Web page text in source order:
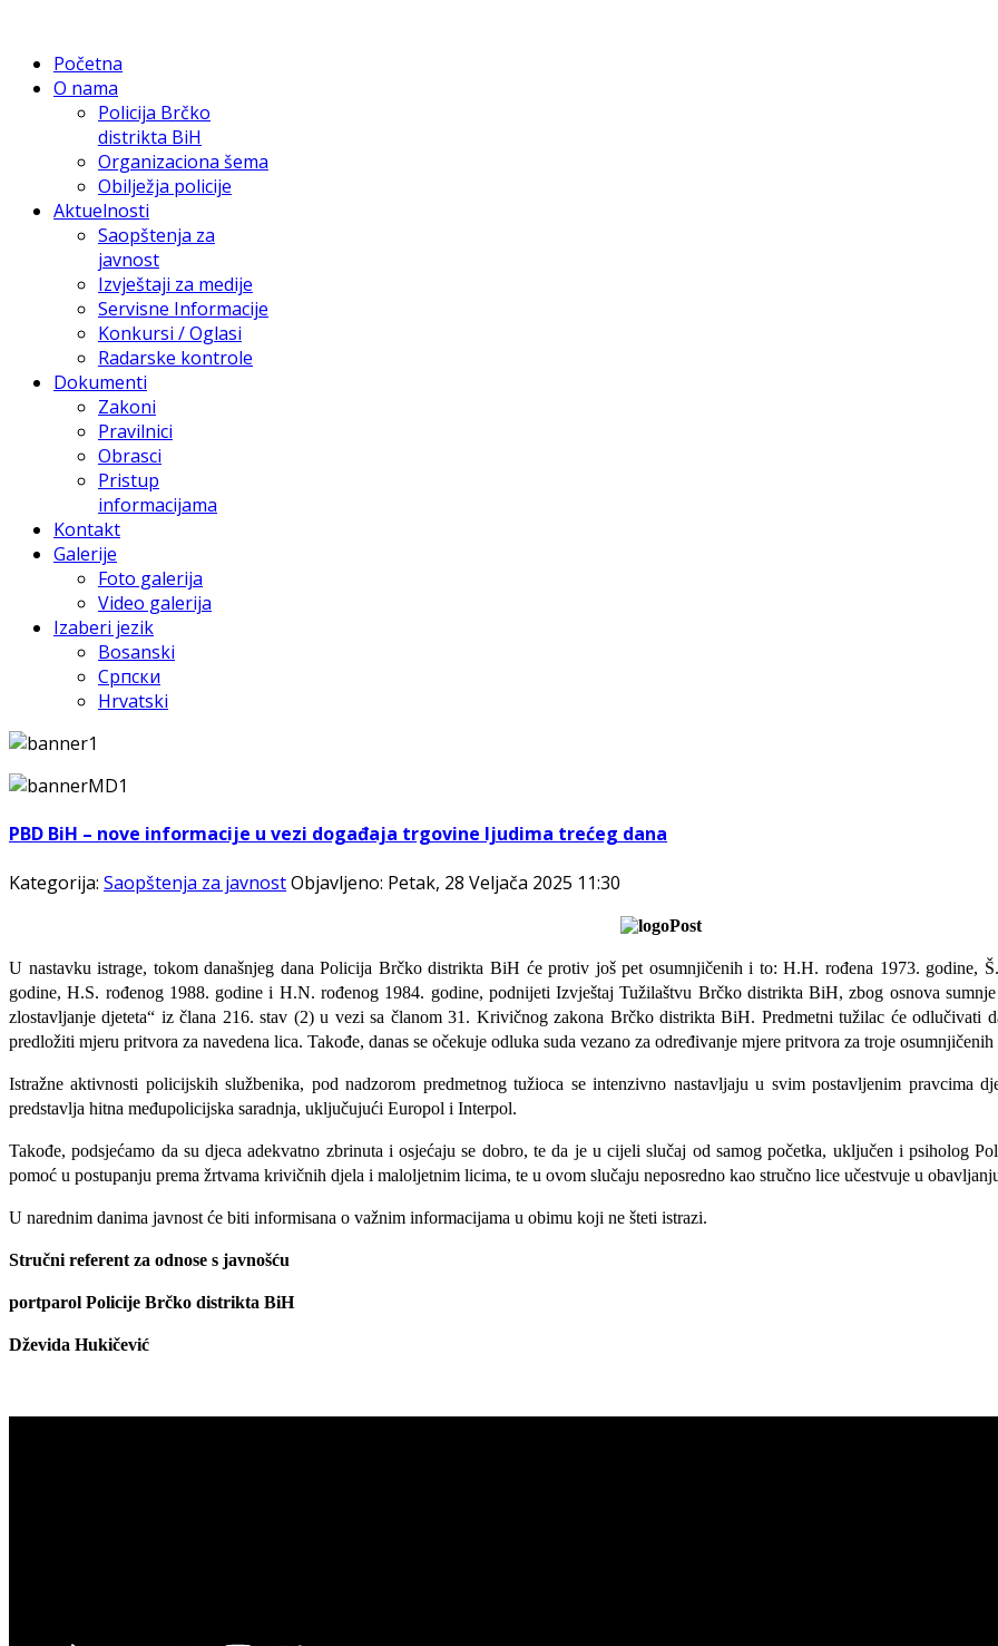
Početna
O nama
Policija Brčko
distrikta BiH
Organizaciona šema
Obilježja policije
Aktuelnosti
Saopštenja za
javnost
Izvještaji za medije
Servisne Informacije
Konkursi / Oglasi
Radarske kontrole
Dokumenti
Zakoni
Pravilnici
Obrasci
Pristup
informacijama
Kontakt
Galerije
Foto galerija
Video galerija
Izaberi jezik
Bosanski
Српски
Hrvatski
PBD BiH – nove informacije u vezi događaja trgovine ljudima trećeg dana
Kategorija: Saopštenja za javnostObjavljeno: Petak, 28 Veljača 2025 11:30
U nastavku istrage, tokom današnjeg dana Policija Brčko distrikta BiH će protiv još pet osumnjičenih i to: H.H. rođena 1973. godine,
godine, H.S. rođenog 1988. godine i H.N. rođenog 1984. godine, podnijeti Izvještaj Tužilaštvu Brčko distrikta BiH, zbog osnova
zlostavljanje djeteta“ iz člana 216. stav (2) u vezi sa članom 31. Krivičnog zakona Brčko distrikta BiH. Predmetni tužilac će odlučivati
predložiti mjeru pritvora za navedena lica. Takođe, danas se očekuje odluka suda vezano za određivanje mjere pritvora za troje
Istražne aktivnosti policijskih službenika, pod nadzorom predmetnog tužioca se intenzivno nastavljaju u svim postavljenim pravcima
predstavlja hitna međupolicijska saradnja, uključujući Europol i Interpol.
Takođe, podsjećamo da su djeca adekvatno zbrinuta i osjećaju se dobro, te da je u cijeli slučaj od samog početka, uključen i psiholog
pomoć u postupanju prema žrtvama krivičnih djela i maloljetnim licima, te u ovom slučaju neposredno kao stručno lice učestvuje u
U narednim danima javnost će biti informisana o važnim informacijama u obimu koji ne šteti istrazi.
Stručni referent za odnose s javnošću
portparol Policije Brčko distrikta BiH
Dževida Hukičević